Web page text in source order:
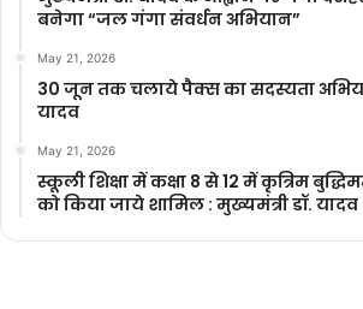
बनेगा “जल गंगा संवर्धन अभियान”
May 21, 2026
30 जून तक चलाये पैक्स का सदस्यता
यादव
May 21, 2026
स्कूली शिक्षा में कक्षा 8 से 12 में कृ‍त्रिम
को किया जाये शामिल : मुख्यमंत्री डॉ. यादव